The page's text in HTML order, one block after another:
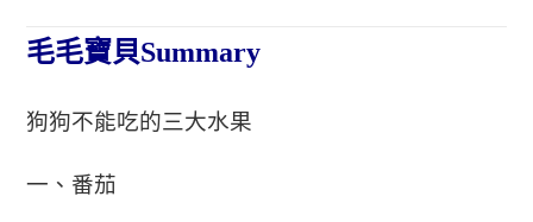
毛毛寶貝Summary
狗狗不能吃的三大水果
一、番茄